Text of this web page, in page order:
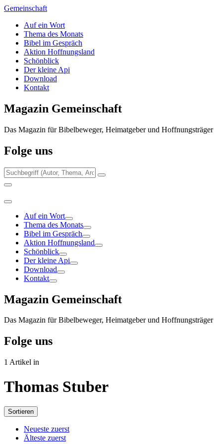
Zum
springen
Gemeinschaft
Auf ein Wort
Thema des Monats
Bibel im Gespräch
Aktion Hoffnungsland
Schönblick
Der kleine Api
Download
Kontakt
Magazin Gemeinschaft
Das Magazin für Bibelbeweger, Heimatgeber und Hoffnungsträger
Folge uns
Auf ein Wort
Thema des Monats
Bibel im Gespräch
Aktion Hoffnungsland
Schönblick
Der kleine Api
Download
Kontakt
Magazin Gemeinschaft
Das Magazin für Bibelbeweger, Heimatgeber und Hoffnungsträger
Folge uns
1 Artikel in
Thomas Stuber
Sortieren
Neueste zuerst
Älteste zuerst